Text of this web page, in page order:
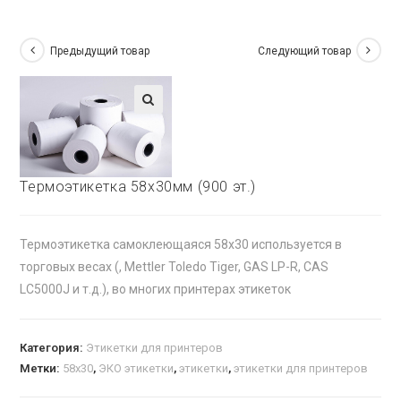
Предыдущий товар Следующий товар
Термоэтикетка 58х30мм (900 эт.)
Термоэтикетка самоклеющаяся 58х30 используется в
торговых весах (, Mettler Toledo Tiger, GAS LP-R, CAS
LC5000J и т.д.), во многих принтерах этикеток
Категория: Этикетки для принтеров
Метки: 58х30, ЭКО этикетки,этикетки,этикетки для принтеров